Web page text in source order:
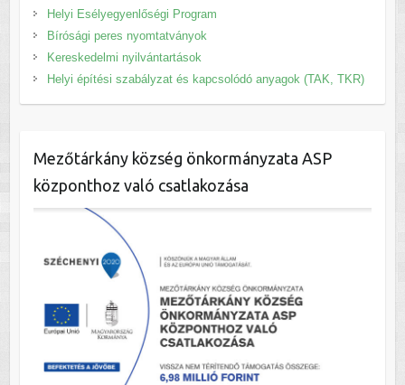
Helyi Esélyegyenlőségi Program
Bírósági peres nyomtatványok
Kereskedelmi nyilvántartások
Helyi építési szabályzat és kapcsolódó anyagok (TAK, TKR)
Mezőtárkány község önkormányzata ASP
központhoz való csatlakozása